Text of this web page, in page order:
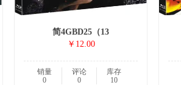
简4GBD25（13
￥12.00
销量
0
评论
0
库存
10